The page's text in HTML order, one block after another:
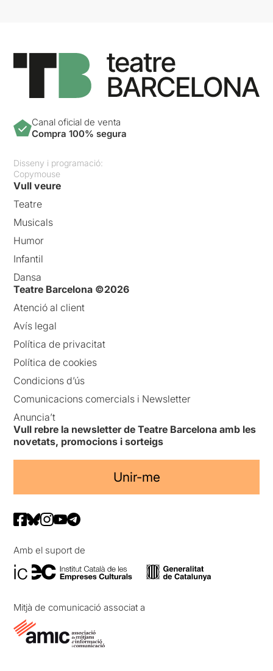
Canal oficial de venta
Compra 100% segura
Disseny i programació:
Copymouse
Vull veure
Teatre
Musicals
Humor
Infantil
Dansa
Teatre Barcelona ©2026
Atenció al client
Avís legal
Política de privacitat
Política de cookies
Condicions d’ús
Comunicacions comercials i Newsletter
Anuncia’t
Vull rebre la newsletter de Teatre Barcelona amb les
novetats, promocions i sorteigs
Unir-me
Amb el suport de
Mitjà de comunicació associat a